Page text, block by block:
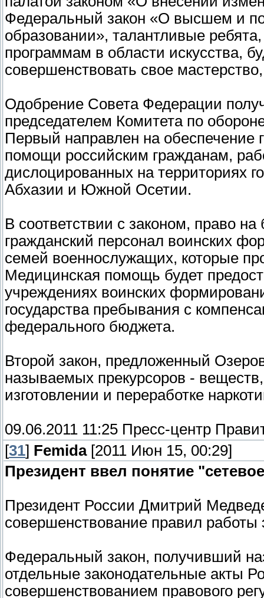
Федеральный закон «О высшем и
образовании», талантливые
программам в области искусства,
совершенствовать свое
Одобрение Совета Федерации
председателем Комитета по
Первый направлен на обеспечение
помощи российским гражданам,
дислоцированных на территориях
Абхазии и Южной Осетии.
В соответствии с законом, право
гражданский персонал воинских
семей военнослужащих, которые
Медицинская помощь будет
учреждениях воинских
государства пребывания с
федерального бюджета.
Второй закон, предложенный
называемых прекурсоров -
изготовлении и переработке
09.06.2011 11:25 Пресс-центр
[31] Femida[2011 Июн 15, 00:29]
Президент ввел понятие
Президент России Дмитрий
совершенствование правил
Федеральный закон, получивший
отдельные законодательные акты
совершенствованием правового